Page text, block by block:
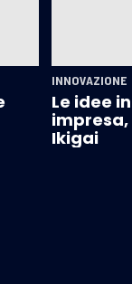
INNOVAZIONE
Le idee
Ikigai